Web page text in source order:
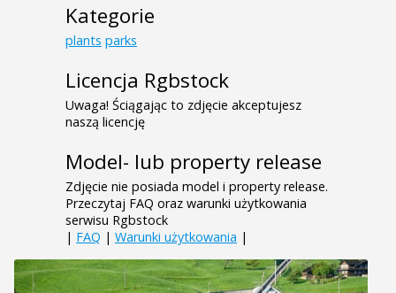
Kategorie
plants parks
Licencja Rgbstock
Uwaga! Ściągając to zdjęcie akceptujesz
naszą licencję
Model- lub property release
Zdjęcie nie posiada model i property release.
Przeczytaj FAQ oraz warunki użytkowania
serwisu Rgbstock
| FAQ | Warunki użytkowania |